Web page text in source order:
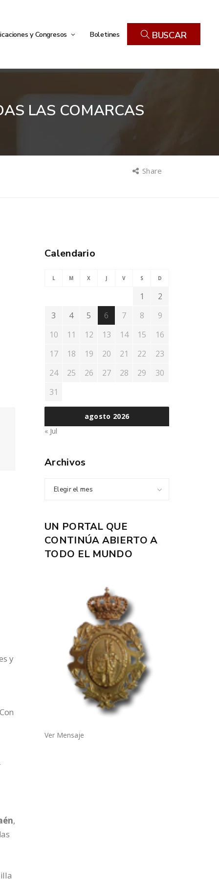
y Congresos Boletines BUSCAR
LAS COMARCAS
Share
y
,
Calendario
agosto 2026
L M X J V S D
1
2
3
4 5 6 7 8
9
10
11 12 13 14 15
16
17
18 19 20 21 22
23
24
25 26 27 28 29
30
31
« Jul
Archivos
Elegir el mes
UN PORTAL QUE
CONTINÚA ABIERTO A
TODO EL MUNDO
Ver Mensaje